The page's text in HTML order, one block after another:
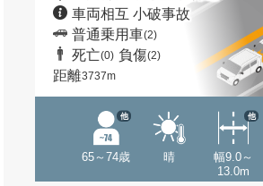
車両相互 小破事故
普通乗用車(2)
死亡(0) 負傷(2)
距離3737m
65～74歳
他
晴
幅9.0～
13.0m
他